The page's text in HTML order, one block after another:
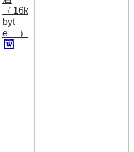
（16k
byt
e）